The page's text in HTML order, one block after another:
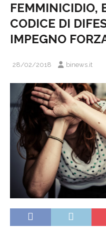
FEMMINICIDIO,
CODICE DI
IMPEGNO
28/02/2018 binews.it